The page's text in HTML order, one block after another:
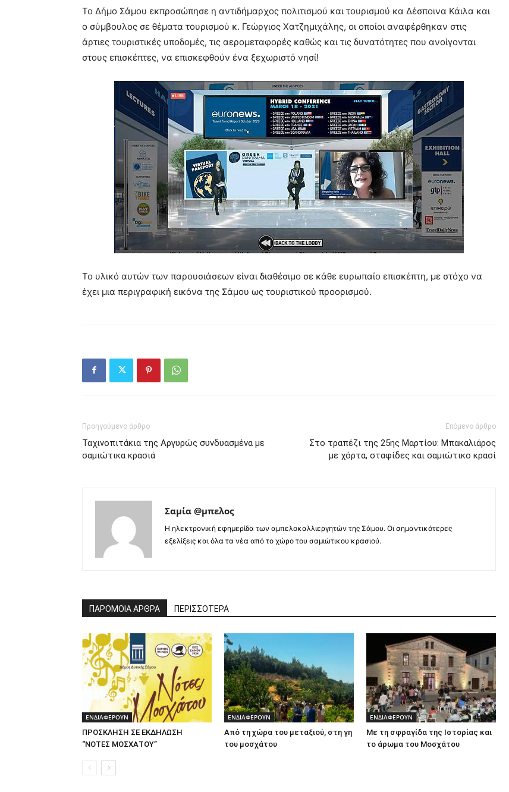
Το Δήμo Σάμου εκπροσώπησε η αντιδήμαρχος πολιτισμού και τουρισμού κα Δέσποινα Κάιλα και
ο σύμβουλος σε θέματα τουρισμού κ. Γεώργιος Χατζημιχάλης, οι οποίοι αναφέρθηκαν στις
άρτιες τουριστικές υποδομές, τις αερομεταφορές καθώς και τις δυνατότητες που ανοίγονται
στους επισκέπτες, να επισκεφθούν ένα ξεχωριστό νησί!
Το υλικό αυτών των παρουσιάσεων είναι διαθέσιμο σε κάθε ευρωπαίο επισκέπτη, με στόχο να
έχει μια περιγραφική εικόνα της Σάμου ως τουριστικού προορισμού.
Προηγούμενο άρθρο
Ταχινοπιτάκια της Αργυρώς συνδυασμένα με
σαμιώτικα κρασιά
Επόμενο άρθρο
Στο τραπέζι της 25ης Μαρτίου: Μπακαλιάρος
με χόρτα, σταφίδες και σαμιώτικο κρασί
Σαμία @μπελος
Η ηλεκτρονική εφημερίδα των αμπελοκαλλιεργητών της Σάμου. Οι σημαντικότερες
εξελίξεις και όλα τα νέα από το χώρο του σαμιώτικου κρασιού.
ΠΑΡΟΜΟΙΑ ΑΡΘΡΑ ΠΕΡΙΣΣΟΤΕΡΑ
ΕΝΔΙΑΦΕΡΟΥΝ
ΠΡΟΣΚΛΗΣΗ ΣΕ ΕΚΔΗΛΩΣΗ
“ΝΟΤΕΣ ΜΟΣΧΑΤΟΥ”
ΕΝΔΙΑΦΕΡΟΥΝ
Από τη χώρα του μεταξιού, στη γη
του μοσχάτου
ΕΝΔΙΑΦΕΡΟΥΝ
Με τη σφραγίδα της Ιστορίας και
το άρωμα του Μοσχάτου